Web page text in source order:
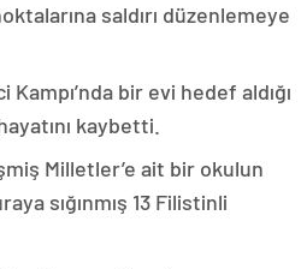
saldırı düzenlemeye
bir evi hedef aldığı
kaybetti.
Milletler’e ait bir okulun
sığınmış 13 Filistinli